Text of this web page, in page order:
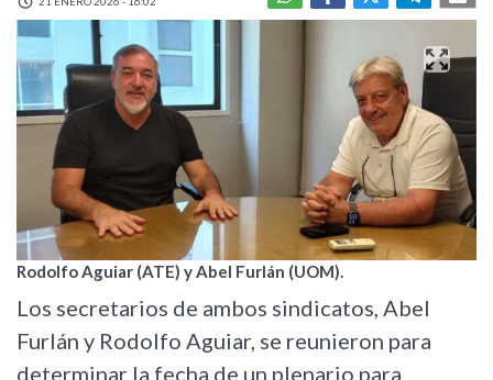
Rodolfo Aguiar (ATE) y Abel Furlán (UOM).
Los secretarios de ambos sindicatos, Abel
Furlán y Rodolfo Aguiar, se reunieron para
determinar la fecha de un plenario para